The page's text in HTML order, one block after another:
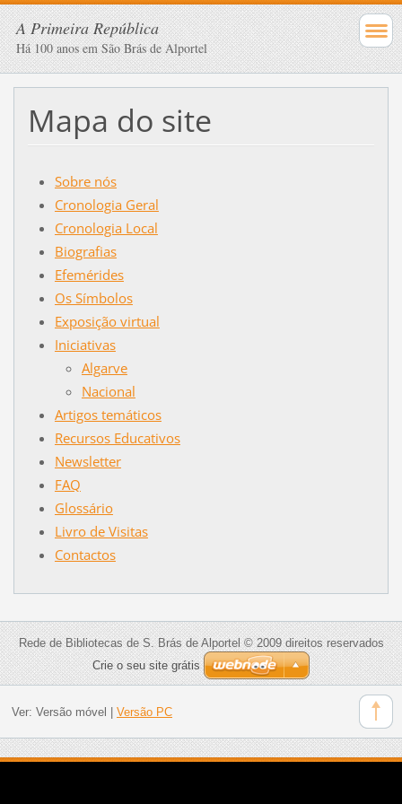
A Primeira República
Há 100 anos em São Brás de Alportel
Mapa do site
Sobre nós
Cronologia Geral
Cronologia Local
Biografias
Efemérides
Os Símbolos
Exposição virtual
Iniciativas
Algarve
Nacional
Artigos temáticos
Recursos Educativos
Newsletter
FAQ
Glossário
Livro de Visitas
Contactos
Rede de Bibliotecas de S. Brás de Alportel © 2009 direitos reservados
Crie o seu site grátis
Ver: Versão móvel Versão PC